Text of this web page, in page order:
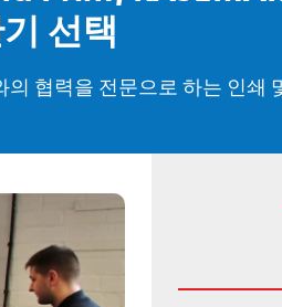
선택
의 협력을 전문으로 하는 인쇄